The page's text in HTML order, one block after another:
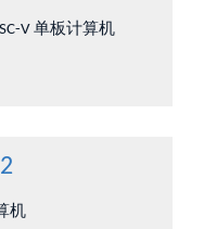
V 单板计算机
机